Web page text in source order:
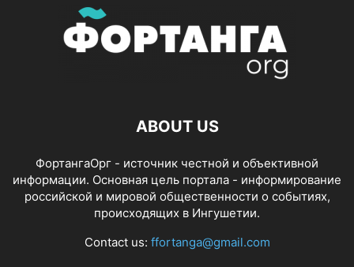
ABOUT US
ФортангаОрг - источник честной и объективной
информации. Основная цель портала - информирование
российской и мировой общественности о событиях,
происходящих в Ингушетии.
Contact us: ffortanga@gmail.com